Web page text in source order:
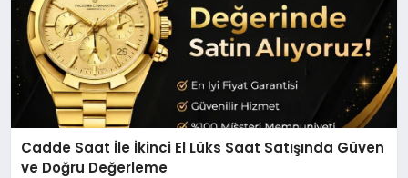
Cadde Saat İle İkinci El Lüks Saat Satışında Güven
ve Doğru Değerleme